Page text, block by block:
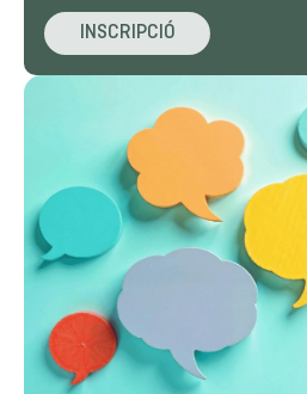
INSCRIPCIÓ